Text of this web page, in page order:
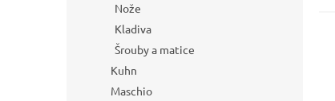
Nože
Kladiva
Šrouby a matice
Kuhn
Maschio